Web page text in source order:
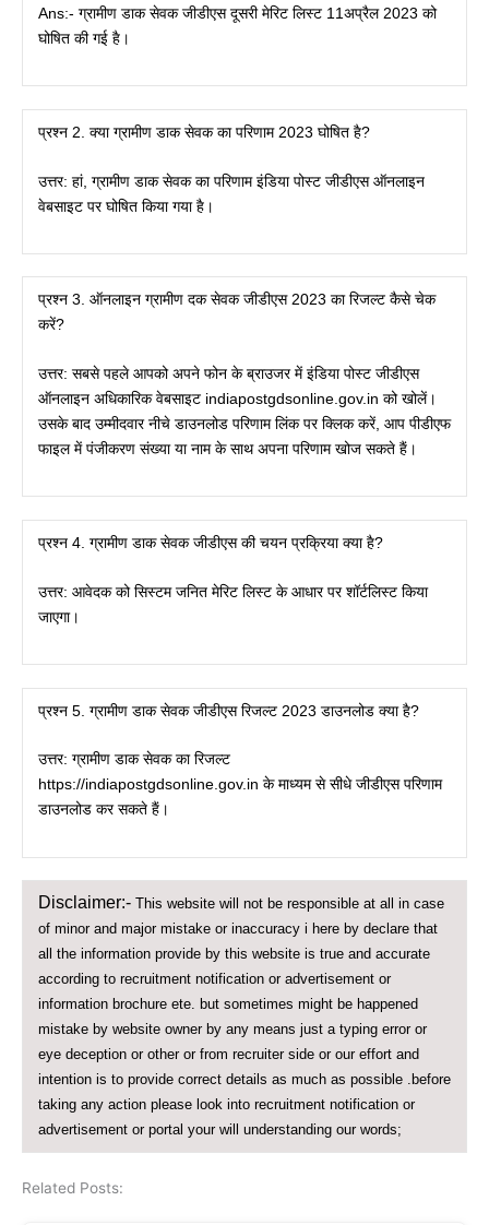
Ans:- ग्रामीण डाक सेवक जीडीएस दूसरी मेरिट लिस्ट 11अप्रैल 2023 को
घोषित की गई है।
प्रश्न 2. क्या ग्रामीण डाक सेवक का परिणाम 2023 घोषित है?
उत्तर: हां, ग्रामीण डाक सेवक का परिणाम इंडिया पोस्ट जीडीएस ऑनलाइन
वेबसाइट पर घोषित किया गया है।
प्रश्न 3. ऑनलाइन ग्रामीण दक सेवक जीडीएस 2023 का रिजल्ट कैसे चेक
करें?
उत्तर: सबसे पहले आपको अपने फोन के ब्राउजर में इंडिया पोस्ट जीडीएस
ऑनलाइन अधिकारिक वेबसाइट indiapostgdsonline.gov.in को खोलें।
उसके बाद उम्मीदवार नीचे डाउनलोड परिणाम लिंक पर क्लिक करें, आप पीडीएफ
फाइल में पंजीकरण संख्या या नाम के साथ अपना परिणाम खोज सकते हैं।
प्रश्न 4. ग्रामीण डाक सेवक जीडीएस की चयन प्रक्रिया क्या है?
उत्तर: आवेदक को सिस्टम जनित मेरिट लिस्ट के आधार पर शॉर्टलिस्ट किया
जाएगा।
प्रश्न 5. ग्रामीण डाक सेवक जीडीएस रिजल्ट 2023 डाउनलोड क्या है?
उत्तर: ग्रामीण डाक सेवक का रिजल्ट
https://indiapostgdsonline.gov.in के माध्यम से सीधे जीडीएस परिणाम
डाउनलोड कर सकते हैं।
Disclaimer:-This website will not be responsible at all in case
of minor and major mistake or inaccuracy i here by declare that
all the information provide by this website is true and accurate
according to recruitment notification or advertisement or
information brochure ete. but sometimes might be happened
mistake by website owner by any means just a typing error or
eye deception or other or from recruiter side or our effort and
intention is to provide correct details as much as possible .before
taking any action please look into recruitment notification or
advertisement or portal your will understanding our words;
Related Posts: